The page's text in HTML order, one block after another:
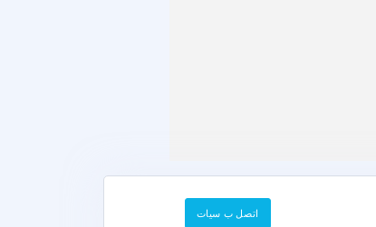
اتصل ب سيات